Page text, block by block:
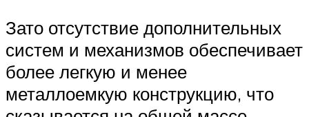
Зато отсутствие дополнительных
систем и механизмов обеспечивает
более легкую и менее
металлоемкую конструкцию, что